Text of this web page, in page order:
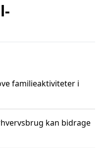
familieaktiviteter i
kan bidrage